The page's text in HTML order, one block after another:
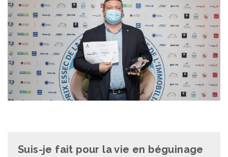
Suis-je fait pour la vie en béguinage